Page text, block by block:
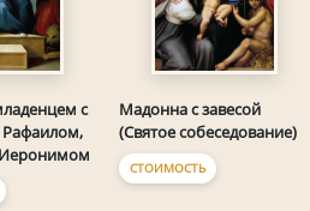
с
Иеронимом
Мадонна с завесой
(Святое собеседование)
СТОИМОСТЬ